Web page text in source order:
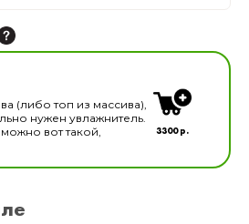
музыкальных инструментов
(либо топ из массива),
нужен увлажнитель.
вот такой,
3300 р.